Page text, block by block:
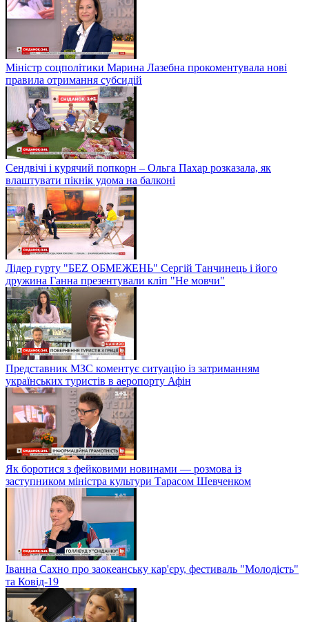
Міністр соцполітики Марина Лазебна прокоментувала нові
правила отримання субсидій
Сендвічі і курячий попкорн – Ольга Пахар розказала, як
влаштувати пікнік удома на балконі
Лідер гурту "БЕZ ОБМЕЖЕНЬ" Сергій Танчинець і його
дружина Ганна презентували кліп "Не мовчи"
Представник МЗС коментує ситуацію із затриманням
українських туристів в аеропорту Афін
Як боротися з фейковими новинами — розмова із
заступником міністра культури Тарасом Шевченком
Іванна Сахно про заокеанську кар'єру, фестиваль "Молодість"
та Ковід-19